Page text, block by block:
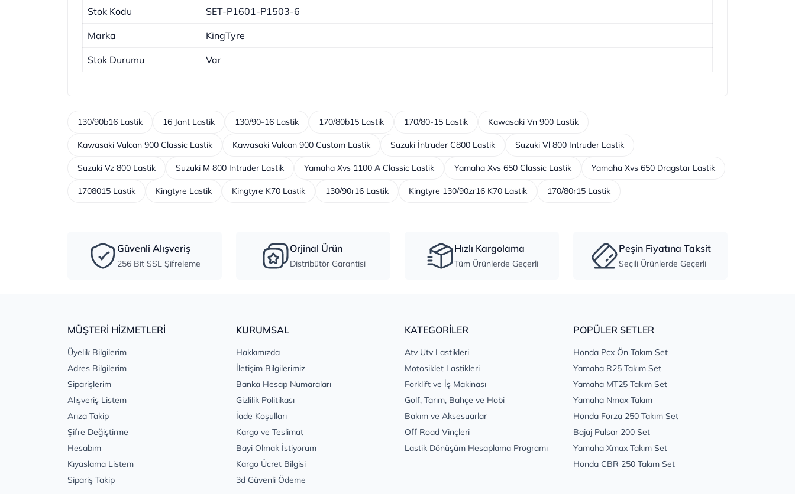
Stok Kodu SET-P1601-P1503-6
Marka KingTyre
Stok Durumu Var
130/90b16 Lastik 16 Jant Lastik 130/90-16 Lastik 170/80b15 Lastik 170/80-15 Lastik Kawasaki Vn 900 Lastik
Kawasaki Vulcan 900 Classic Lastik Kawasaki Vulcan 900 Custom Lastik Suzuki İntruder C800 Lastik Suzuki Vl 800 Intruder Lastik
Suzuki Vz 800 Lastik Suzuki M 800 Intruder Lastik Yamaha Xvs 1100 A Classic Lastik Yamaha Xvs 650 Classic Lastik Yamaha Xvs 650 Dragstar Lastik
1708015 Lastik Kingtyre Lastik Kingtyre K70 Lastik 130/90r16 Lastik Kingtyre 130/90zr16 K70 Lastik 170/80r15 Lastik
Güvenli Alışveriş
256 Bit SSL Şifreleme
Orjinal Ürün
Distribütör Garantisi
Hızlı Kargolama
Tüm Ürünlerde Geçerli
Peşin Fiyatına Taksit
Seçili Ürünlerde Geçerli
MÜŞTERİ HİZMETLERİ
Üyelik Bilgilerim
Adres Bilgilerim
Siparişlerim
Alışveriş Listem
Arıza Takip
Şifre Değiştirme
Hesabım
Kıyaslama Listem
Sipariş Takip
KURUMSAL
Hakkımızda
İletişim Bilgilerimiz
Banka Hesap Numaraları
Gizlilik Politikası
İade Koşulları
Kargo ve Teslimat
Bayi Olmak İstiyorum
Kargo Ücret Bilgisi
3d Güvenli Ödeme
KATEGORİLER
Atv Utv Lastikleri
Motosiklet Lastikleri
Forklift ve İş Makinası
Golf, Tarım, Bahçe ve Hobi
Bakım ve Aksesuarlar
Off Road Vinçleri
Lastik Dönüşüm Hesaplama Programı
POPÜLER SETLER
Honda Pcx Ön Takım Set
Yamaha R25 Takım Set
Yamaha MT25 Takım Set
Yamaha Nmax Takım
Honda Forza 250 Takım Set
Bajaj Pulsar 200 Set
Yamaha Xmax Takım Set
Honda CBR 250 Takım Set